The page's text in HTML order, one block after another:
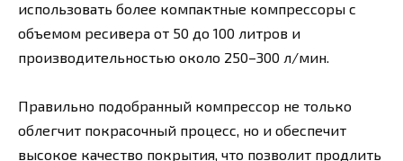
использовать более компактные компрессоры с
объемом ресивера от 50 до 100 литров и
производительностью около 250–300 л/мин.
Правильно подобранный компрессор не только
облегчит покрасочный процесс, но и обеспечит
высокое качество покрытия, что позволит продлить